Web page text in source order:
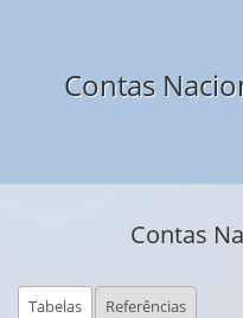
Contas
Contas
Tabelas Referências